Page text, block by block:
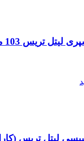
لیتل تریس